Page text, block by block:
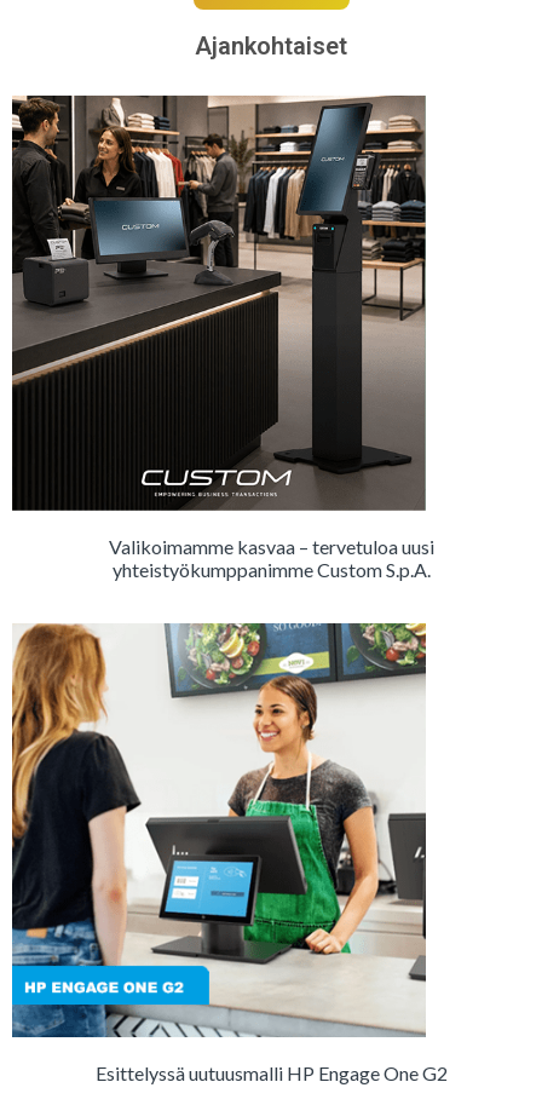
Ajankohtaiset
Valikoimamme kasvaa – tervetuloa uusi
yhteistyökumppanimme Custom S.p.A.
Esittelyssä uutuusmalli HP Engage One G2